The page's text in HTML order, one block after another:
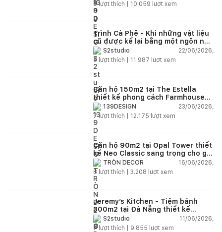
Đơn vị chụp ảnh: James Retief
Kỹ sư kết cấu: Walsh
Tư vấn M&E: Caldwell
Chuyên gia tư vấn cảnh quan: Gross.Max.
Quản lý dự án: Atkins Realis
Nhà thầu chính: McAleer Rushe (MAR)
Số tầng: 2
Nguồn: Archello
*Để lại thông tin trong box dưới đây, Happynest sẽ giúp
bạn kết nối đơn vị thiết kế - thi công phù hợp và nhanh
6lượt thích | 10.059 lượt xem
Trình Cà Phê - Khi những vật liệu
cũ được kể lại bằng một ngôn ngữ
thiết kế mới
S2studio
22/06/2026,
5 lượt thích | 11.987 lượt xem
Căn hộ 150m2 tại The Estella
thiết kế phong cách Farmhouse
thanh lịch và ấm áp
139DESIGN
23/06/2026,
7lượt thích | 12.175 lượt xem
Căn hộ 90m2 tại Opal Tower thiết
kế Neo Classic sang trọng cho gia
đình trẻ
TRÒN DECOR
16/06/2026,
8 lượt thích | 3.208 lượt xem
Jeremy’s Kitchen - Tiệm bánh
300m2 tại Đà Nẵng thiết kế
phong cách công nghiệp hiện đại
ngập tràn ánh sáng tự nhiên
S2studio
11/06/2026,
7lượt thích | 9.855 lượt xem